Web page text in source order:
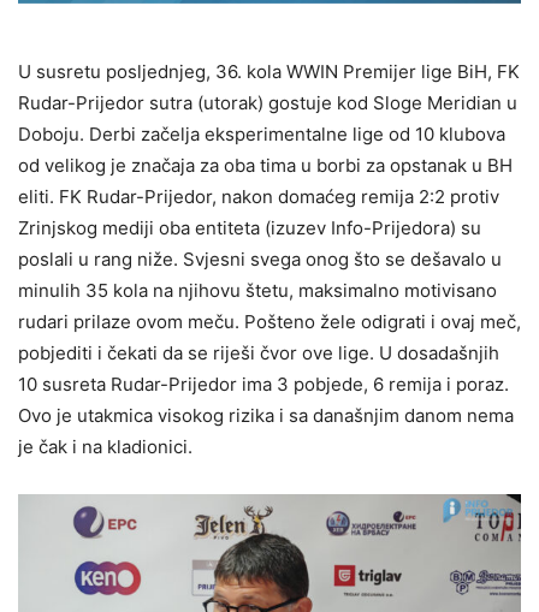
U susretu posljednjeg, 36. kola WWIN Premijer lige BiH, FK
Rudar-Prijedor sutra (utorak) gostuje kod Sloge Meridian u
Doboju. Derbi začelja eksperimentalne lige od 10 klubova
od velikog je značaja za oba tima u borbi za opstanak u BH
eliti. FK Rudar-Prijedor, nakon domaćeg remija 2:2 protiv
Zrinjskog mediji oba entiteta (izuzev Info-Prijedora) su
poslali u rang niže. Svjesni svega onog što se dešavalo u
minulih 35 kola na njihovu štetu, maksimalno motivisano
rudari prilaze ovom meču. Pošteno žele odigrati i ovaj meč,
pobjediti i čekati da se riješi čvor ove lige. U dosadašnjih
10 susreta Rudar-Prijedor ima 3 pobjede, 6 remija i poraz.
Ovo je utakmica visokog rizika i sa današnjim danom nema
je čak i na kladionici.